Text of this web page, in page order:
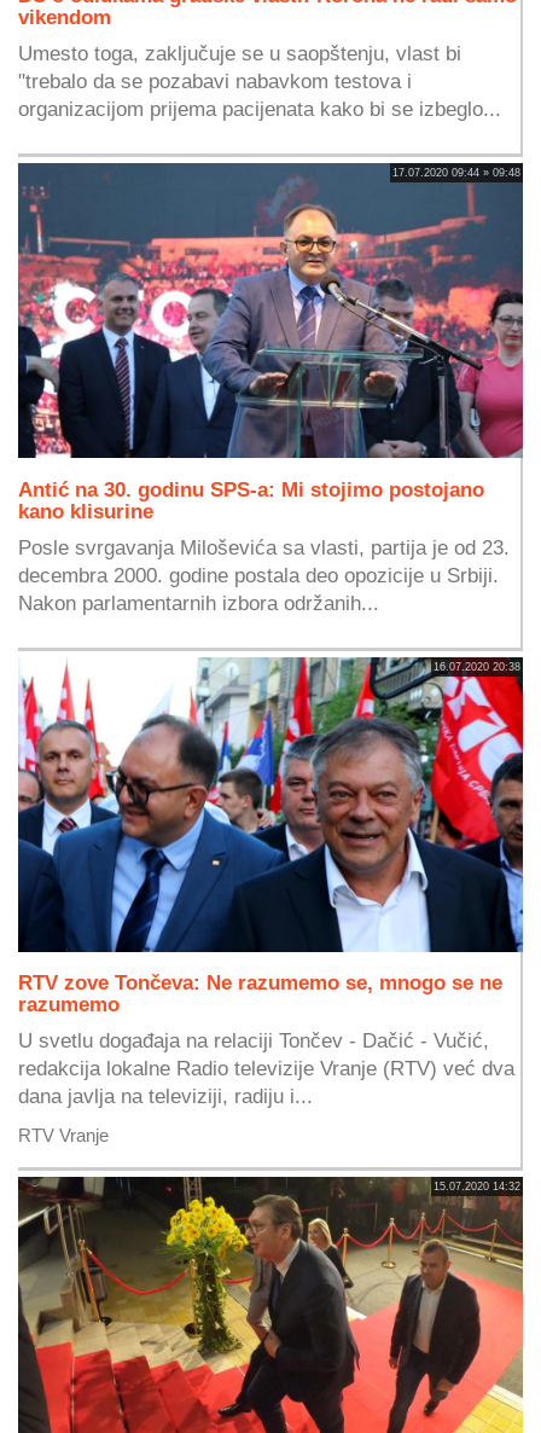
vikendom
Umesto toga, zaključuje se u saopštenju, vlast bi
"trebalo da se pozabavi nabavkom testova i
organizacijom prijema pacijenata kako bi se izbeglo...
17.07.2020 09:44 » 09:48
Antić na 30. godinu SPS-a: Mi stojimo postojano
kano klisurine
Posle svrgavanja Miloševića sa vlasti, partija je od 23.
decembra 2000. godine postala deo opozicije u Srbiji.
Nakon parlamentarnih izbora održanih...
16.07.2020 20:38
RTV zove Tončeva: Ne razumemo se, mnogo se ne
razumemo
U svetlu događaja na relaciji Tončev - Dačić - Vučić,
redakcija lokalne Radio televizije Vranje (RTV) već dva
dana javlja na televiziji, radiju i...
RTV Vranje
15.07.2020 14:32